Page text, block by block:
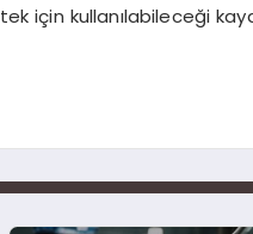
için kullanılabileceği